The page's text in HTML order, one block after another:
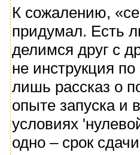
К сожалению,
придумал. Есть
делимся друг с
не инструкция
лишь рассказ о
опыте запуска и
условиях
одно – срок